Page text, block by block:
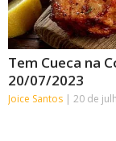
Tem Cueca na
20/07/2023
Joice Santos 20 de